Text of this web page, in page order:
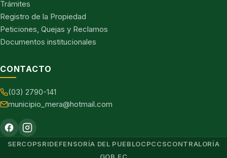
Trámites
Registro de la Propiedad
Peticiones, Quejas y Reclamos
Documentos institucionales
CONTACTO
(03) 2790-141
municipio_mera@hotmail.com
SERCOPSRIDEFENSORÍA DEL PUEBLOCPCCSCONTRALORÍA